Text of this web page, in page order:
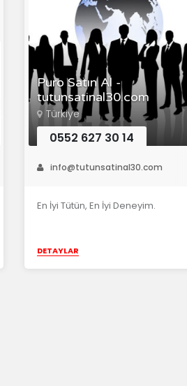
Puro Satın Al -
tutunsatinal30.com
Türkiye
0552 627 30 14
info@tutunsatinal30.com
En İyi Tütün, En İyi Deneyim.
DETAYLAR